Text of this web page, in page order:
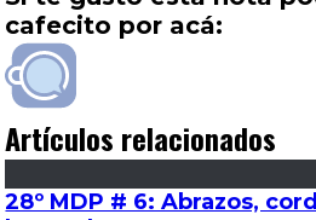
cafecito por acá:
Artículos relacionados
28º MDP # 6: Abrazos,